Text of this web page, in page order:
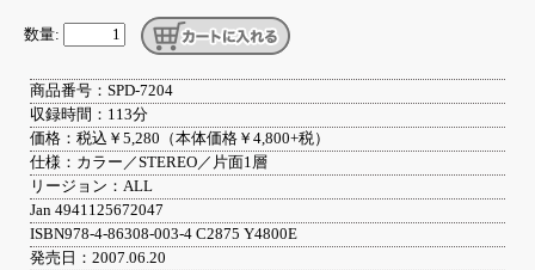
数量:
商品番号：SPD-7204
収録時間：113分
価格：税込￥5,280（本体価格￥4,800+税）
仕様：カラー／STEREO／片面1層
リージョン：ALL
Jan 4941125672047
ISBN978-4-86308-003-4 C2875 Y4800E
発売日：2007.06.20